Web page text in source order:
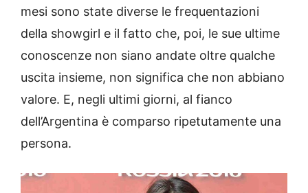
mesi sono state diverse le frequentazioni
della showgirl e il fatto che, poi, le sue ultime
conoscenze non siano andate oltre qualche
uscita insieme, non significa che non abbiano
valore. E, negli ultimi giorni, al fianco
dell’Argentina è comparso ripetutamente una
persona.